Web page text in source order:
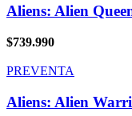
Aliens: Alien
$739.990
PREVENTA
Aliens: Alien